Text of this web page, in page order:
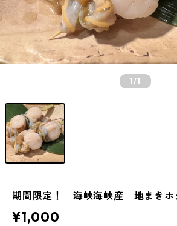
1/1
期間限定！ 海峡海峡産 地まきホ
¥1,000